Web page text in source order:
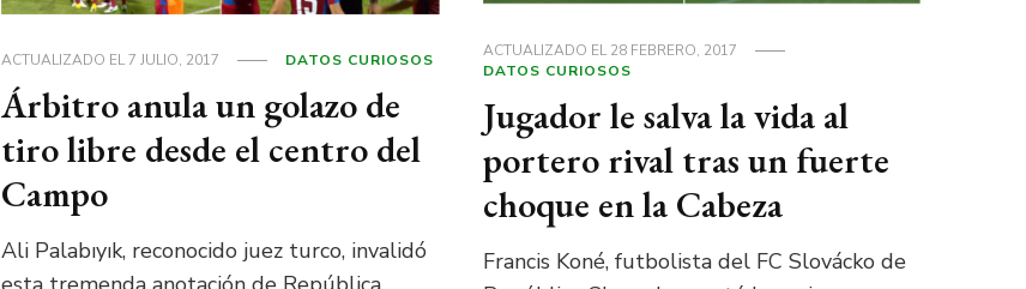
ACTUALIZADO EL7 JULIO, 2017 DATOS CURIOSOS
Árbitro anula un golazo de
tiro libre desde el centro del
Campo
Ali Palabıyık, reconocido juez turco, invalidó
ACTUALIZADO EL28 FEBRERO, 2017
DATOS CURIOSOS
Jugador le salva la vida al
portero rival tras un fuerte
choque en la Cabeza
Francis Koné, futbolista del FC Slovácko de